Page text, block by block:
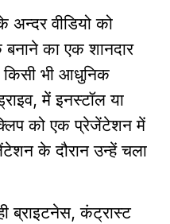
वीडियो को
का एक शानदार
भी आधुनिक
, में इनस्टॉल या
को एक प्रेजेंटेशन में
के दौरान उन्हें चला
ब्राइटनेस,कंट्रास्ट